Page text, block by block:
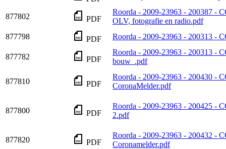
877802 PDF
Roorda - 2009-23963 - 200387 -
OLV, fotografie en radio.pdf
877798
PDF Roorda - 2009-23963 - 200313 -
877782 PDF
Roorda - 2009-23963 - 200313 -
bouw_.pdf
877810 PDF
Roorda - 2009-23963 - 200430 -
CoronaMelder.pdf
877800 PDF
Roorda - 2009-23963 - 200425 -
2.pdf
877820 PDF
Roorda - 2009-23963 - 200432 -
Coronamelder.pdf